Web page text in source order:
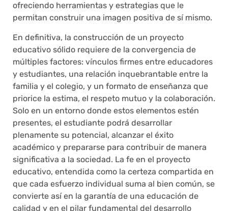
ofreciendo herramientas y estrategias que le
permitan construir una imagen positiva de sí mismo.
En definitiva, la construcción de un proyecto
educativo sólido requiere de la convergencia de
múltiples factores: vínculos firmes entre educadores
y estudiantes, una relación inquebrantable entre la
familia y el colegio, y un formato de enseñanza que
priorice la estima, el respeto mutuo y la colaboración.
Solo en un entorno donde estos elementos estén
presentes, el estudiante podrá desarrollar
plenamente su potencial, alcanzar el éxito
académico y prepararse para contribuir de manera
significativa a la sociedad. La fe en el proyecto
educativo, entendida como la certeza compartida en
que cada esfuerzo individual suma al bien común, se
convierte así en la garantía de una educación de
calidad y en el pilar fundamental del desarrollo